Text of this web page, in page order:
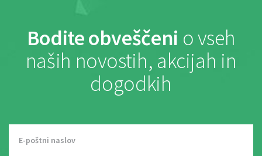
Bodite obveščeni o vseh
naših novostih, akcijah in
dogodkih